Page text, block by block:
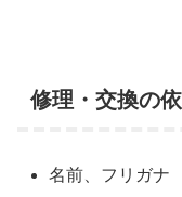
修理・交換の
名前、フリガナ